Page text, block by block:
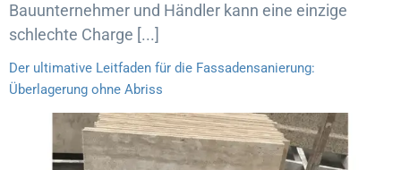
Bauunternehmer und Händler kann eine einzige
schlechte Charge [...]
Der ultimative Leitfaden für die Fassadensanierung:
Überlagerung ohne Abriss